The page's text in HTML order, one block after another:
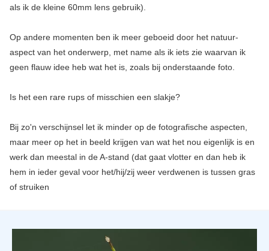
als ik de kleine 60mm lens gebruik).
Op andere momenten ben ik meer geboeid door het natuur-
aspect van het onderwerp, met name als ik iets zie waarvan ik
geen flauw idee heb wat het is, zoals bij onderstaande foto.
Is het een rare rups of misschien een slakje?
Bij zo'n verschijnsel let ik minder op de fotografische aspecten,
maar meer op het in beeld krijgen van wat het nou eigenlijk is en
werk dan meestal in de A-stand (dat gaat vlotter en dan heb ik
hem in ieder geval voor het/hij/zij weer verdwenen is tussen gras
of struiken